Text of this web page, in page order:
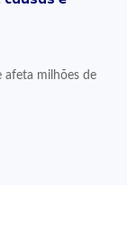
afeta milhões de